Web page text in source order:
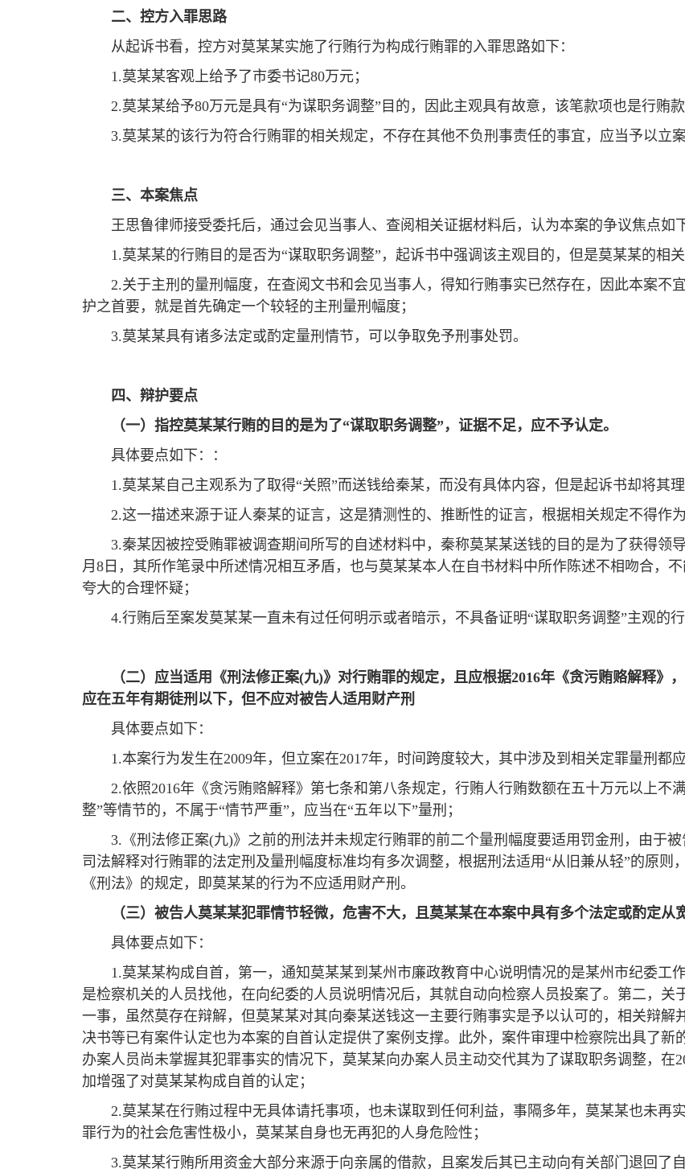
二、控方入罪思路
从起诉书看，控方对莫某某实施了行贿行为构成行贿罪的入罪思路如下：
1.莫某某客观上给予了市委书记80万元；
2.莫某某给予80万元是具有“为谋职务调整”目的，因此主观具有故意，该笔款项也是行贿款
3.莫某某的该行为符合行贿罪的相关规定，不存在其他不负刑事责任的事宜，应当予以立案
三、本案焦点
王思鲁律师接受委托后，通过会见当事人、查阅相关证据材料后，认为本案的争议焦点如下
1.莫某某的行贿目的是否为“谋取职务调整”，起诉书中强调该主观目的，但是莫某某的相
2.关于主刑的量刑幅度，在查阅文书和会见当事人，得知行贿事实已然存在，因此本案不
护之首要，就是首先确定一个较轻的主刑量刑幅度；
3.莫某某具有诸多法定或酌定量刑情节，可以争取免予刑事处罚。
四、辩护要点
（一）指控莫某某行贿的目的是为了“谋取职务调整”，证据不足，应不予认定。
具体要点如下：：
1.莫某某自己主观系为了取得“关照”而送钱给秦某，而没有具体内容，但是起诉书却将其
2.这一描述来源于证人秦某的证言，这是猜测性的、推断性的证言，根据相关规定不得作为
3.秦某因被控受贿罪被调查期间所写的自述材料中，秦称莫某某送钱的目的是为了获得领
月8日，其所作笔录中所述情况相互矛盾，也与莫某某本人在自书材料中所作陈述不相吻合，
夸大的合理怀疑；
4.行贿后至案发莫某某一直未有过任何明示或者暗示，不具备证明“谋取职务调整”主观的
（二）应当适用《刑法修正案(九)》对行贿罪的规定，且应根据2016年《贪污贿赂解释》
应在五年有期徒刑以下，但不应对被告人适用财产刑
具体要点如下：
1.本案行为发生在2009年，但立案在2017年，时间跨度较大，其中涉及到相关定罪量刑都
2.依照2016年《贪污贿赂解释》第七条和第八条规定，行贿人行贿数额在五十万元以上不
整”等情节的，不属于“情节严重”，应当在“五年以下”量刑；
3.《刑法修正案(九)》之前的刑法并未规定行贿罪的前二个量刑幅度要适用罚金刑，由于
司法解释对行贿罪的法定刑及量刑幅度标准均有多次调整，根据刑法适用“从旧兼从轻”的原则
《刑法》的规定，即莫某某的行为不应适用财产刑。
（三）被告人莫某某犯罪情节轻微，危害不大，且莫某某在本案中具有多个法定或酌定
具体要点如下：
1.莫某某构成自首，第一，通知莫某某到某州市廉政教育中心说明情况的是某州市纪委工
是检察机关的人员找他，在向纪委的人员说明情况后，其就自动向检察人员投案了。第二，
一事，虽然莫存在辩解，但莫某某对其向秦某送钱这一主要行贿事实是予以认可的，相关辩解
决书等已有案件认定也为本案的自首认定提供了案例支撑。此外，案件审理中检察院出具了新
办案人员尚未掌握其犯罪事实的情况下，莫某某向办案人员主动交代其为了谋取职务调整，在
加增强了对莫某某构成自首的认定；
2.莫某某在行贿过程中无具体请托事项，也未谋取到任何利益，事隔多年，莫某某也未再
罪行为的社会危害性极小，莫某某自身也无再犯的人身危险性；
3.莫某某行贿所用资金大部分来源于向亲属的借款，且案发后其已主动向有关部门退回了